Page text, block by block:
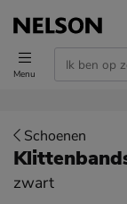
Menu
Schoenen
zwart